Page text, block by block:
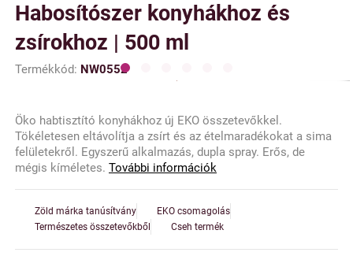
Habosítószer konyhákhoz és
zsírokhoz | 500 ml
Termékkód: NW0552
Öko habtisztító konyhákhoz új EKO összetevőkkel.
Tökéletesen eltávolítja a zsírt és az ételmaradékokat a sima
felületekről. Egyszerű alkalmazás, dupla spray. Erős, de
mégis kíméletes. További információk
Zöld márka tanúsítvány
EKO csomagolás
Természetes összetevőkből
Cseh termék